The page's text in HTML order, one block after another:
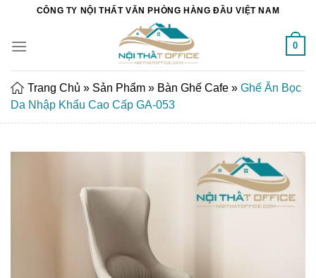
Chuyển
nội
CÔNG TY NỘI THẤT VĂN PHÒNG HÀNG ĐẦU VIỆT NAM
0
Trang Chủ » Sản Phẩm » Bàn Ghế Cafe » Ghế Ăn Bọc
Da Nhập Khẩu Cao Cấp GA-053